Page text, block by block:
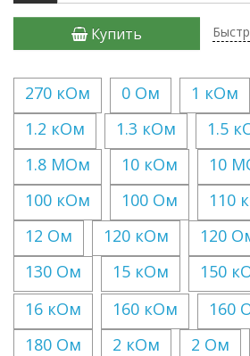
Купить
270 кОм 0 Ом 1 кОм
1.2 кОм
1.3 кОм 1.5
1.8 МОм
10 кОм 10
100 кОм
100 Ом 110
12 Ом
120 кОм 120
130 Ом
15 кОм 150
16 кОм
160 кОм 160
180 Ом
2 кОм 2 Ом